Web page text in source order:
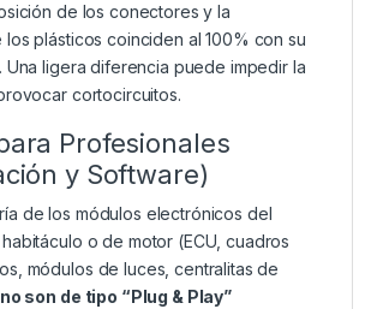
de los conectores y la
plásticos coinciden al 100% con su
Una ligera diferencia puede impedir la
cortocircuitos.
Profesionales
y Software)
de los módulos electrónicos del
o de motor (ECU, cuadros
módulos de luces, centralitas de
no son de tipo “Plug & Play”